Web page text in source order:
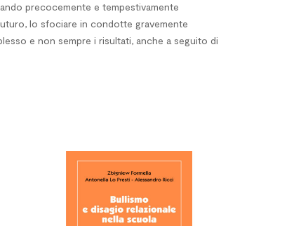
precocemente e tempestivamente
lo sfociare in condotte gravemente
e non sempre i risultati, anche a seguito di